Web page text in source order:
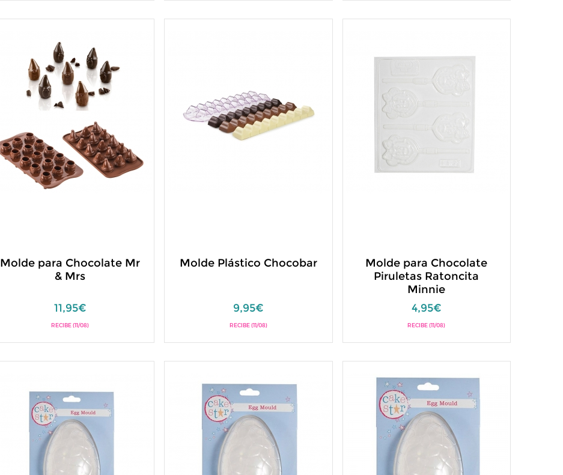
Molde para Chocolate Mr
& Mrs
11,95€
RECIBE (11/08)
Molde Plástico Chocobar
9,95€
RECIBE (11/08)
Molde para Chocolate
Piruletas Ratoncita
Minnie
4,95€
RECIBE (11/08)